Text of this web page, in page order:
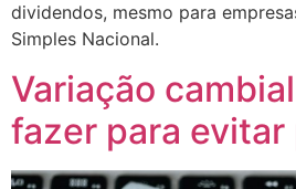
dividendos, mesmo para
Simples Nacional.
Variação
fazer para evitar